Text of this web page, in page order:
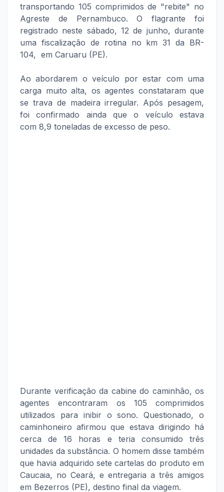
transportando 105 comprimidos de "rebite" no
Agreste de Pernambuco. O flagrante foi
registrado neste sábado, 12 de junho, durante
uma fiscalização de rotina no km 31 da BR-
104, em Caruaru (PE).
Ao abordarem o veículo por estar com uma
carga muito alta, os agentes constataram que
se trava de madeira irregular. Após pesagem,
foi confirmado ainda que o veículo estava
com 8,9 toneladas de excesso de peso.
Durante verificação da cabine do caminhão, os
agentes encontraram os 105 comprimidos
utilizados para inibir o sono. Questionado, o
caminhoneiro afirmou que estava dirigindo há
cerca de 16 horas e teria consumido três
unidades da substância. O homem disse também
que havia adquirido sete cartelas do produto em
Caucaia, no Ceará, e entregaria a três amigos
em Bezerros (PE), destino final da viagem.